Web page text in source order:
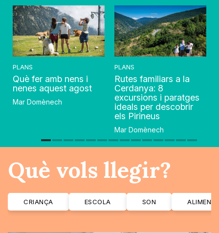
PLANS
Què fer amb nens i
nenes aquest agost
Mar Domènech
PLANS
Rutes familiars a la
Cerdanya: 8
excursions i paratges
ideals per descobrir
els Pirineus
Mar Domènech
Què vols llegir?
CRIANÇA ESCOLA SON